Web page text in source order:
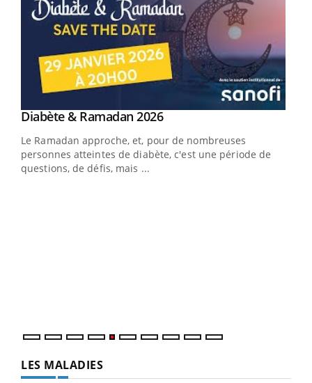
Youtube
Diabète & Ramadan 2026Youtube
Le Ramadan approche, et, pour de nombreuses
personnes atteintes de diabète, c'est une période de
questions, de défis, mais ...
LES MALADIES